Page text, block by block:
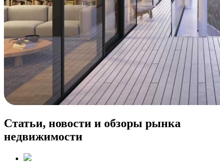
Статьи, новости и обзоры рынка
недвижимости